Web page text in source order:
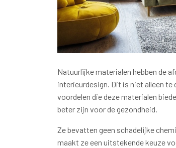
Natuurlijke materialen hebben de
interieurdesign. Dit is niet alleen te
voordelen die deze materialen
beter zijn voor de gezondheid.
Ze bevatten geen schadelijke
maakt ze een uitstekende keuze